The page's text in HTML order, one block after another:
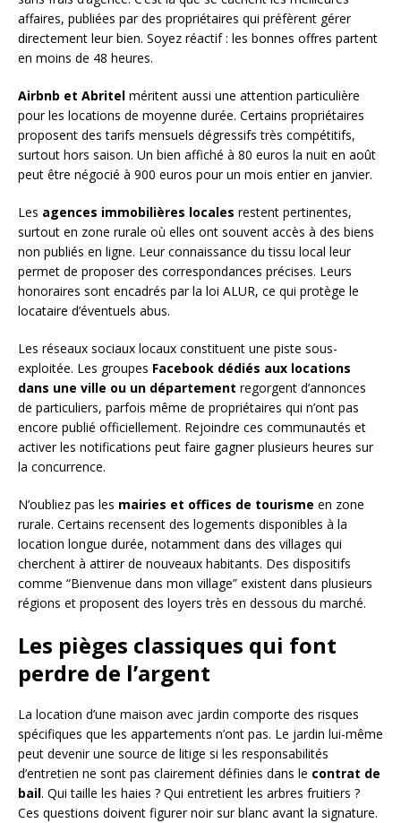
affaires, publiées par des propriétaires qui préfèrent gérer
directement leur bien. Soyez réactif : les bonnes offres partent
en moins de 48 heures.
Airbnb et Abritel méritent aussi une attention particulière
pour les locations de moyenne durée. Certains propriétaires
proposent des tarifs mensuels dégressifs très compétitifs,
surtout hors saison. Un bien affiché à 80 euros la nuit en août
peut être négocié à 900 euros pour un mois entier en janvier.
Les agences immobilières locales restent pertinentes,
surtout en zone rurale où elles ont souvent accès à des biens
non publiés en ligne. Leur connaissance du tissu local leur
permet de proposer des correspondances précises. Leurs
honoraires sont encadrés par la loi ALUR, ce qui protège le
locataire d’éventuels abus.
Les réseaux sociaux locaux constituent une piste sous-
exploitée. Les groupes Facebook dédiés aux locations
dans une ville ou un département regorgent d’annonces
de particuliers, parfois même de propriétaires qui n’ont pas
encore publié officiellement. Rejoindre ces communautés et
activer les notifications peut faire gagner plusieurs heures sur
la concurrence.
N’oubliez pas les mairies et offices de tourisme en zone
rurale. Certains recensent des logements disponibles à la
location longue durée, notamment dans des villages qui
cherchent à attirer de nouveaux habitants. Des dispositifs
comme “Bienvenue dans mon village” existent dans plusieurs
régions et proposent des loyers très en dessous du marché.
Les pièges classiques qui font
perdre de l’argent
La location d’une maison avec jardin comporte des risques
spécifiques que les appartements n’ont pas. Le jardin lui-même
peut devenir une source de litige si les responsabilités
d’entretien ne sont pas clairement définies dans le contrat de
bail. Qui taille les haies ? Qui entretient les arbres fruitiers ?
Ces questions doivent figurer noir sur blanc avant la signature.